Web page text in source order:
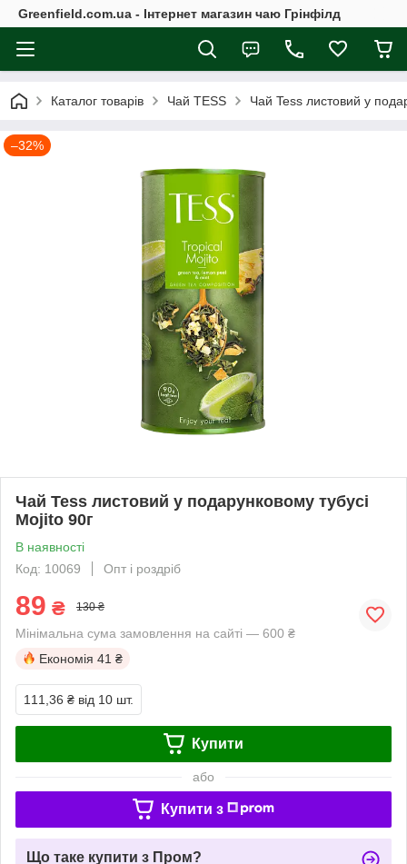
Greenfield.com.ua - Інтернет магазин чаю Грінфілд
Каталог товарів Чай TESS Чай Tess листовий у
–32%
Чай Tess листовий у подарунковому тубусі
Mojito 90г
В наявності
Код: 10069
Опт і роздріб
89 ₴ 130 ₴
Мінімальна сума замовлення на сайті — 600 ₴
Економія 41 ₴
111,36 ₴ від 10 шт.
Купити
або
Купити з
Що таке купити з Пром?